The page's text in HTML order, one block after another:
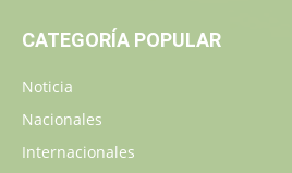
CATEGORÍA POPULAR
Noticia
Nacionales
Internacionales